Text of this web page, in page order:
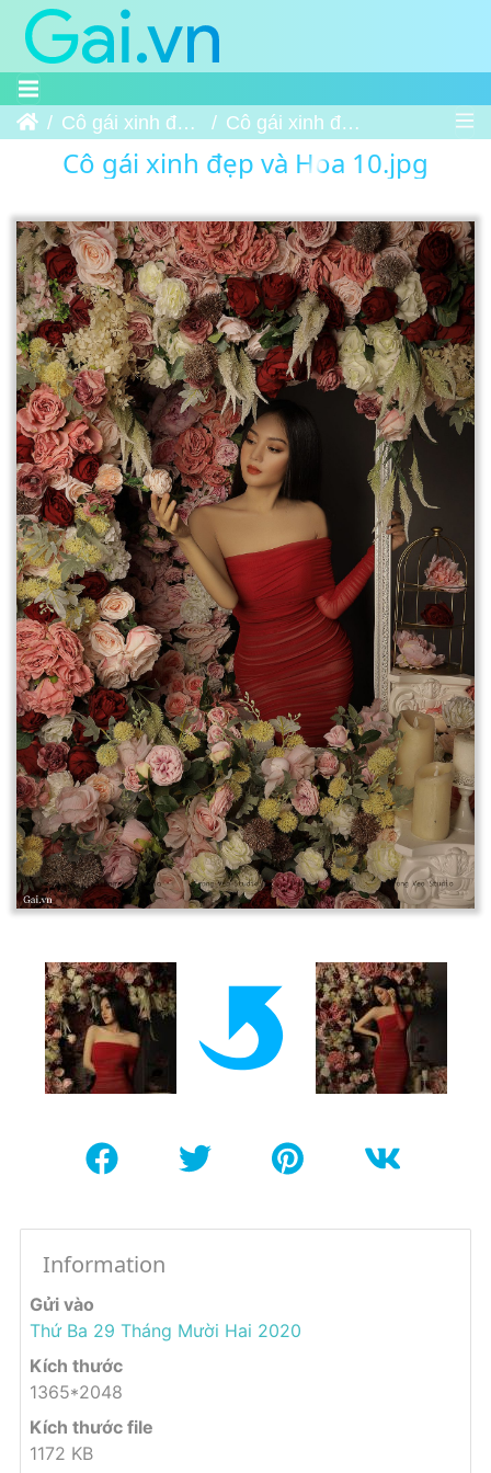
Trang chủCô gái xinh đẹp và Hoa Cô gái xinh đẹp và Hoa 10
Cô gái xinh đẹp và Hoa 10.jpg
Information
Gửi vào
Thứ Ba 29 Tháng Mười Hai 2020
Kích thước
1365*2048
Kích thước file
1172 KB